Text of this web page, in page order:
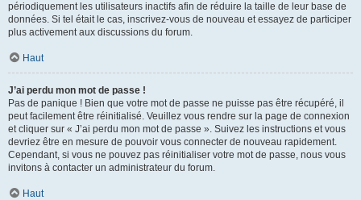
périodiquement les utilisateurs inactifs afin de réduire la taille de leur base de
données. Si tel était le cas, inscrivez-vous de nouveau et essayez de participer
plus activement aux discussions du forum.
Haut
J’ai perdu mon mot de passe !
Pas de panique ! Bien que votre mot de passe ne puisse pas être récupéré, il
peut facilement être réinitialisé. Veuillez vous rendre sur la page de connexion
et cliquer sur « J’ai perdu mon mot de passe ». Suivez les instructions et vous
devriez être en mesure de pouvoir vous connecter de nouveau rapidement.
Cependant, si vous ne pouvez pas réinitialiser votre mot de passe, nous vous
invitons à contacter un administrateur du forum.
Haut